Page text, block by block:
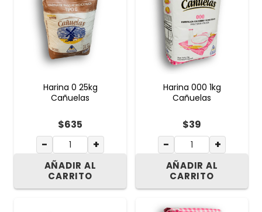
Harina 0 25kg
Cañuelas
$635
− +
AÑADIR AL
CARRITO
Harina 000 1kg
Cañuelas
$39
− +
AÑADIR AL
CARRITO